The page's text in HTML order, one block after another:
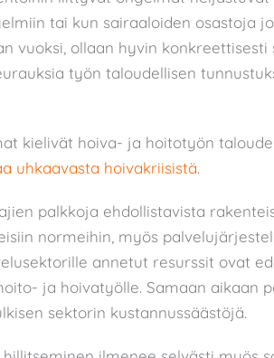
tai kun sairaaloiden osastoja
vuoksi, ollaan hyvin
työn taloudellisen
kielivät hoiva- ja hoitotyön
uhkaavasta hoivakriisistä.
palkkoja ehdollistavista
normeihin, myös
annetut resurssit ovat
ja hoivatyölle. Samaan aikaan
sektorin kustannussäästöjä.